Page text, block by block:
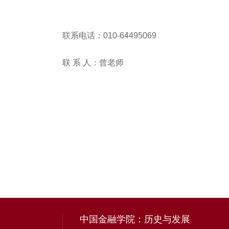
联系电话：010-64495069
联 系 人：曾老师
中国金融学院：历史与发展